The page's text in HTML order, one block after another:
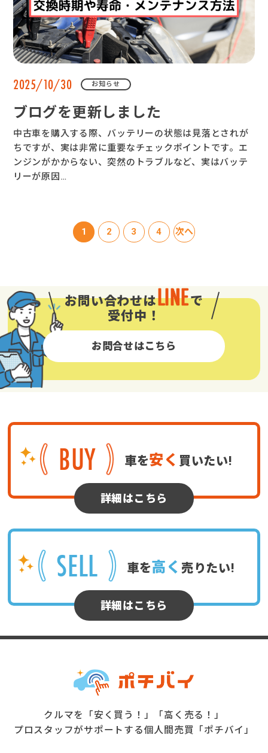
2025/10/30 お知らせ
ブログを更新しました
中古車を購入する際、バッテリーの状態は見落とされが
ちですが、実は非常に重要なチェックポイントです。エ
ンジンがかからない、突然のトラブルなど、実はバッテ
リーが原因…
1 2 3 4 次へ
お問い合わせはLINEで
受付中！
お問合せはこちら
BUY 車を安く 買いたい!
詳細はこちら
SELL 車を高く 売りたい!
詳細はこちら
クルマを「安く買う！」「高く売る！」
プロスタッフがサポートする個人間売買「ポチバイ」